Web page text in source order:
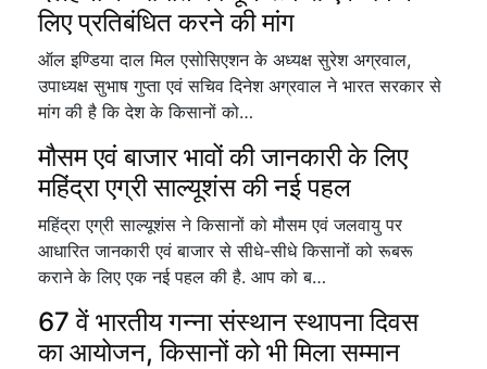
लिए प्रतिबंधित करने की मांग
ऑल इण्डिया दाल मिल एसोसिएशन के अध्यक्ष सुरेश अग्रवाल,
उपाध्यक्ष सुभाष गुप्ता एवं सचिव दिनेश अग्रवाल ने भारत सरकार से
मांग की है कि देश के किसानों को…
मौसम एवं बाजार भावों की जानकारी के लिए
महिंद्रा एग्री साल्यूशंस की नई पहल
महिंद्रा एग्री साल्यूशंस ने किसानों को मौसम एवं जलवायु पर
आधारित जानकारी एवं बाजार से सीधे-सीधे किसानों को रूबरू
कराने के लिए एक नई पहल की है. आप को ब…
67 वें भारतीय गन्ना संस्थान स्थापना दिवस
का आयोजन, किसानों को भी मिला सम्मान